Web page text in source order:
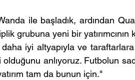
ile başladık, ardından
grubuna yeni bir yatırımcının
iyi altyapıyla ve
anlıyoruz. Futbolun
tam da bunun için."